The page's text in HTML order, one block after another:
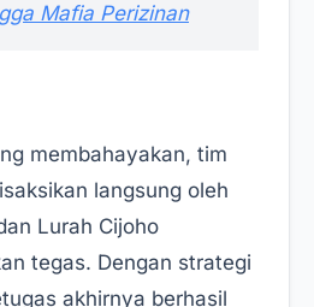
Mafia Perizinan‎‎
membahayakan, tim
langsung oleh
Lurah Cijoho
tegas. Dengan strategi
akhirnya berhasil